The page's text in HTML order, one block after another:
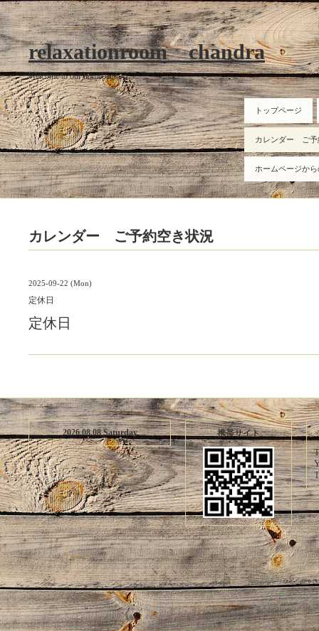
relaxationroom chandra
Welcome to our homepage
トップページ
カレンダー ご予
ホームページか
カレンダー ご予約空き状況
2025-09-22 (Mon)
定休日
定休日
2026.08.08 Saturday 携帯サイト